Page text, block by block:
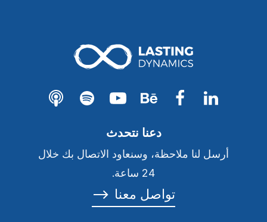
دعنا نتحدث
أرسل لنا ملاحظة، وسنعاود الاتصال بك خلال
24 ساعة.
تواصل معنا ⟶